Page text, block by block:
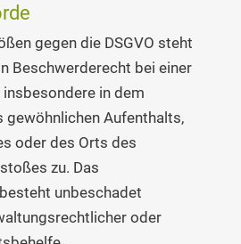
gegen die DSGVO steht
Beschwerderecht bei einer
in dem
Aufenthalts,
oder des Orts des
zu. Das
unbeschadet
oder